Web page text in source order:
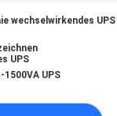
wechselwirkendes UPS
UPS
1500VA UPS